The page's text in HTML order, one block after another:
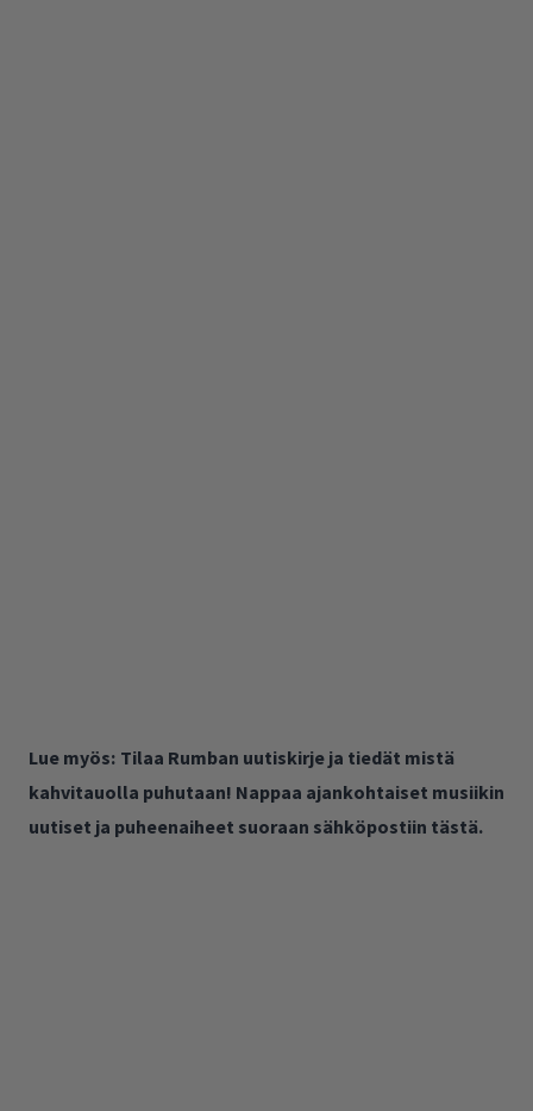
Lue myös: Tilaa Rumban uutiskirje ja tiedät mistä
kahvitauolla puhutaan! Nappaa ajankohtaiset musiikin
uutiset ja puheenaiheet suoraan sähköpostiin tästä.